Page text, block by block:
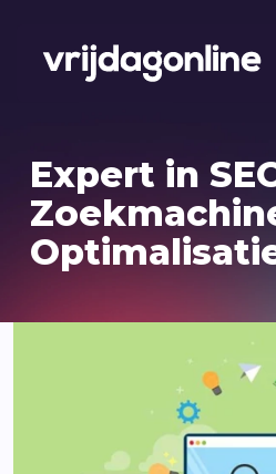
Diensten
PRFT® werkwijze
Expert in